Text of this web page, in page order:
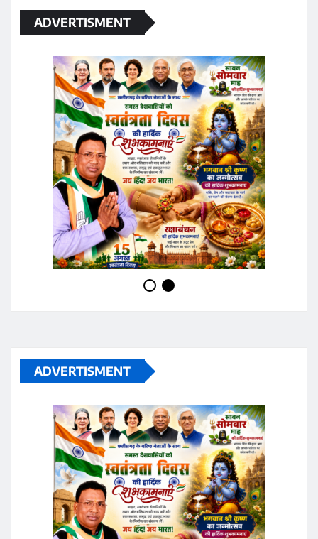
ADVERTISMENT
ADVERTISMENT